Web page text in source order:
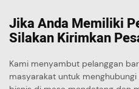
Jika Anda Memiliki
Silakan Kirimkan
Kami menyambut pelanggan
masyarakat untuk